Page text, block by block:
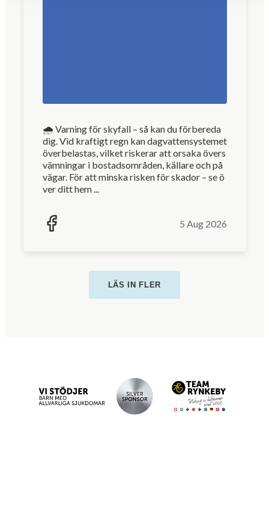
🌧 Varning för skyfall – så kan du förbereda
dig. Vid kraftigt regn kan dagvattensystemet
överbelastas, vilket riskerar att orsaka övers
vämningar i bostadsområden, källare och på
vägar. För att minska risken för skador – se ö
ver ditt hem ...
5 Aug 2026
LÄS IN FLER